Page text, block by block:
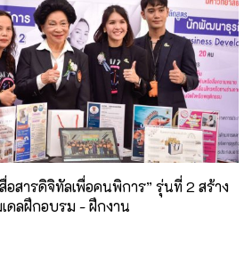
อสารดิจิทัลเพื่อคนพิการ” รุ่นที่ 2 สร้าง
ดลฝึกอบรม - ฝึกงาน